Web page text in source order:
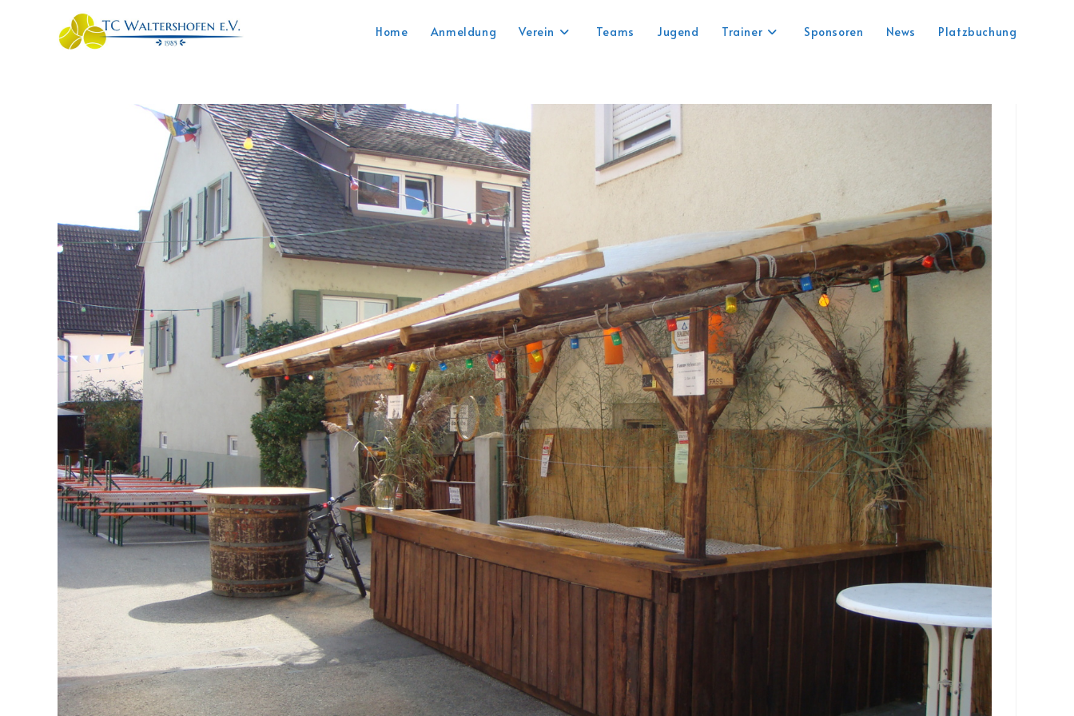
Home Anmeldung Verein Teams Jugend Trainer Sponsoren News Platzbuchung